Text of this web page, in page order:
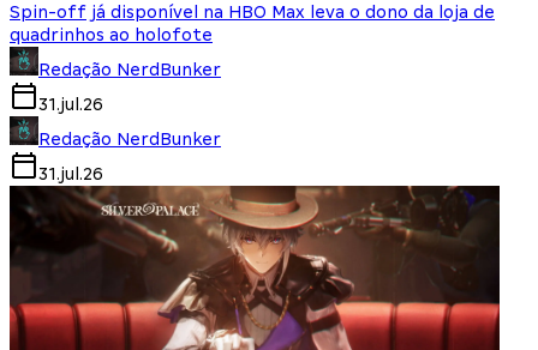
Spin-off já disponível na HBO Max leva o dono da loja de
quadrinhos ao holofote
Redação NerdBunker
31.jul.26
Redação NerdBunker
31.jul.26